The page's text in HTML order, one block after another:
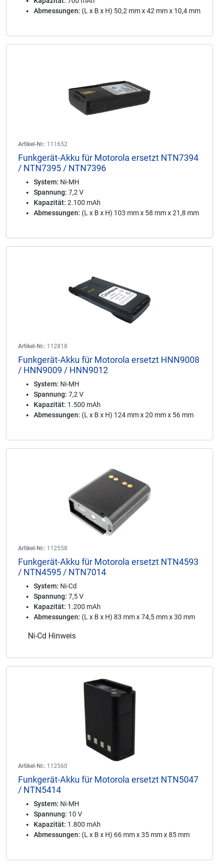
Abmessungen: (L x B x H) 50,2 mm x 42 mm x 10,4 mm
Artikel-Nr.: 111652
Funkgerät-Akku für Motorola ersetzt NTN7394
/ NTN7395 / NTN7396
System: Ni-MH
Spannung: 7,2 V
Kapazität: 2.100 mAh
Abmessungen: (L x B x H) 103 mm x 58 mm x 21,8 mm
Artikel-Nr.: 112818
Funkgerät-Akku für Motorola ersetzt HNN9008
/ HNN9009 / HNN9012
System: Ni-MH
Spannung: 7,2 V
Kapazität: 1.500 mAh
Abmessungen: (L x B x H) 124 mm x 20 mm x 56 mm
Artikel-Nr.: 112558
Funkgerät-Akku für Motorola ersetzt NTN4593
/ NTN4595 / NTN7014
System: Ni-Cd
Spannung: 7,5 V
Kapazität: 1.200 mAh
Abmessungen: (L x B x H) 83 mm x 74,5 mm x 30 mm
Ni-Cd Hinweis
Artikel-Nr.: 112560
Funkgerät-Akku für Motorola ersetzt NTN5047
/ NTN5414
System: Ni-MH
Spannung: 10 V
Kapazität: 1.800 mAh
Abmessungen: (L x B x H) 66 mm x 35 mm x 85 mm